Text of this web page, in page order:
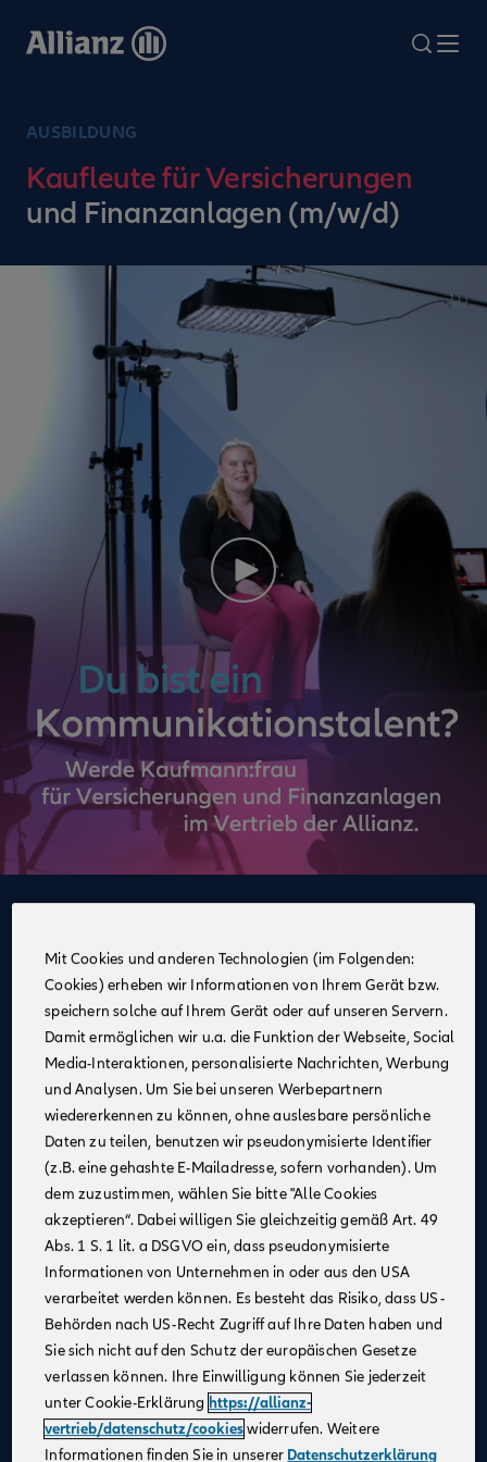
zum
search
AUSBILDUNG
Kaufleute für Versicherungen
und Finanzanlagen (m/w/d)
im Vertrieb der Allianz
Eine attraktive monatliche Ausbildungsvergütung
(Stand 08/2025):
1. Jahr: 1.355 €
2. Jahr: 1.432 €
3. Jahr: 1.520 €
ab Sept. 2026:
im 1. Jahr: 1.455 €, im 2. Jahr: 1.532 €, im 3. Jahr:
1.620 €
Zusätzliche Leistungen : Urlaubs- und
Weihnachtsgeld
Monetäre Vorteile:
40 €/Monat vermögenswirksame Leistungen
Übernahme erstattungsfähiger Reisekosten
Urlaubsanspruch : 30 Tage im Jahr
Mitarbeiterrabatte: Vergünstigungen auf Allianz
Produkte
Praxisnahe Ausbildung: Eine praxisnahe und
Mit Cookies und anderen Technologien (im Folgenden:
Cookies) erheben wir Informationen von Ihrem Gerät bzw.
speichern solche auf Ihrem Gerät oder auf unseren Servern.
Damit ermöglichen wir u.a. die Funktion der Webseite, Social
Media-Interaktionen, personalisierte Nachrichten, Werbung
und Analysen. Um Sie bei unseren Werbepartnern
wiedererkennen zu können, ohne auslesbare persönliche
Daten zu teilen, benutzen wir pseudonymisierte Identifier
(z.B. eine gehashte E-Mailadresse, sofern vorhanden). Um
dem zuzustimmen, wählen Sie bitte "Alle Cookies
akzeptieren“. Dabei willigen Sie gleichzeitig gemäß Art. 49
Abs. 1 S. 1 lit. a DSGVO ein, dass pseudonymisierte
Informationen von Unternehmen in oder aus den USA
verarbeitet werden können. Es besteht das Risiko, dass US-
Behörden nach US-Recht Zugriff auf Ihre Daten haben und
Sie sich nicht auf den Schutz der europäischen Gesetze
verlassen können. Ihre Einwilligung können Sie jederzeit
unter Cookie-Erklärung https://allianz-
vertrieb/datenschutz/cookieswiderrufen. Weitere
Informationen finden Sie in unserer Datenschutzerklärung